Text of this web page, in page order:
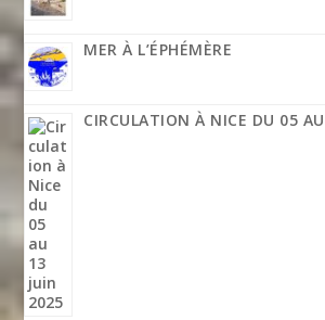
MER À L’ÉPHÉMÈRE
CIRCULATION À NICE DU 05